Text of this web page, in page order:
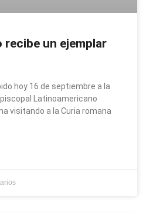
recibe un ejemplar
hoy 16 de septiembre a la
Latinoamericano
visitando a la Curia romana